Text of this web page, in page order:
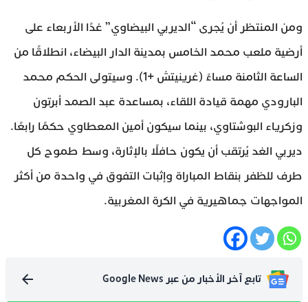
ومن المنتظر أن يُجرى “الديربي البيضاوي” غدًا الأربعاء على
أرضية ملعب محمد الخامس بمدينة الدار البيضاء، انطلاقًا من
الساعة الثامنة مساءً (غرينيتش +1). وسيتولى الحكم محمد
البارودي مهمة قيادة اللقاء، بمساعدة عبد الصمد أبرتون
وزكرياء البوشتاوي، بينما سيكون أمين المعطاوي حكمًا رابعًا.
ديربي الغد يُرتقب أن يكون حافلًا بالإثارة، وسط طموح كل
طرف للظفر بنقاط المباراة وإثبات التفوق في واحدة من أكثر
المواجهات جماهيرية في الكرة المغربية.
تابع آخر الأخبار من عبر Google News